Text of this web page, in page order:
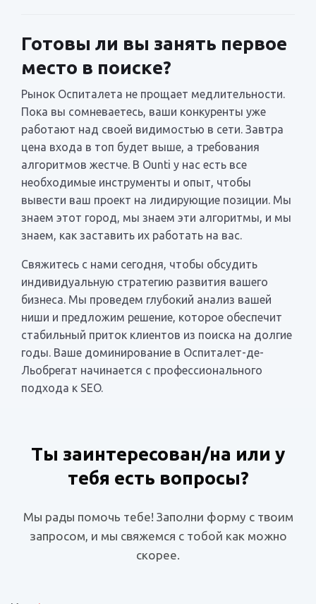
Готовы ли вы занять первое
место в поиске?
Рынок Оспиталета не прощает медлительности.
Пока вы сомневаетесь, ваши конкуренты уже
работают над своей видимостью в сети. Завтра
цена входа в топ будет выше, а требования
алгоритмов жестче. В Ounti у нас есть все
необходимые инструменты и опыт, чтобы
вывести ваш проект на лидирующие позиции. Мы
знаем этот город, мы знаем эти алгоритмы, и мы
знаем, как заставить их работать на вас.
Свяжитесь с нами сегодня, чтобы обсудить
индивидуальную стратегию развития вашего
бизнеса. Мы проведем глубокий анализ вашей
ниши и предложим решение, которое обеспечит
стабильный приток клиентов из поиска на долгие
годы. Ваше доминирование в Оспиталет-де-
Льобрегат начинается с профессионального
подхода к SEO.
Ты заинтересован/на или у
тебя есть вопросы?
Мы рады помочь тебе! Заполни форму с твоим
запросом, и мы свяжемся с тобой как можно
скорее.